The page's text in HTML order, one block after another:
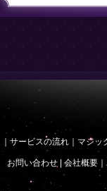
サービスの流れ マジッ
お問い合わせ| 会社概要｜